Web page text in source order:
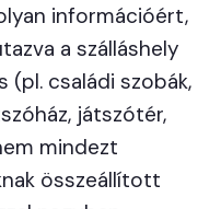
információért,
a szálláshely
(pl. családi szobák,
játszótér,
mindezt
összeállított